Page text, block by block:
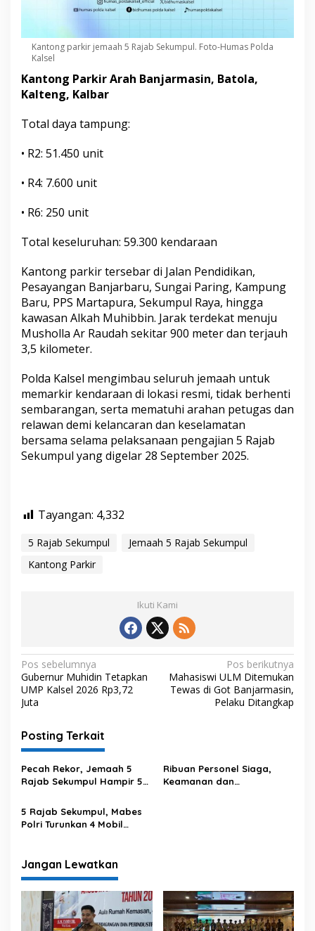
Kantong parkir jemaah 5 Rajab Sekumpul. Foto-Humas Polda
Kalsel
Kantong Parkir Arah Banjarmasin, Batola,
Kalteng, Kalbar
Total daya tampung:
• R2: 51.450 unit
• R4: 7.600 unit
• R6: 250 unit
Total keseluruhan: 59.300 kendaraan
Kantong parkir tersebar di Jalan Pendidikan,
Pesayangan Banjarbaru, Sungai Paring, Kampung
Baru, PPS Martapura, Sekumpul Raya, hingga
kawasan Alkah Muhibbin. Jarak terdekat menuju
Musholla Ar Raudah sekitar 900 meter dan terjauh
3,5 kilometer.
Polda Kalsel mengimbau seluruh jemaah untuk
memarkir kendaraan di lokasi resmi, tidak berhenti
sembarangan, serta mematuhi arahan petugas dan
relawan demi kelancaran dan keselamatan
bersama selama pelaksanaan pengajian 5 Rajab
Sekumpul yang digelar 28 September 2025.
Tayangan: 4,332
5 Rajab Sekumpul
Jemaah 5 Rajab Sekumpul
Kantong Parkir
Ikuti Kami
N
a
v
i
g
a
s
i
p
s
Pos sebelumnya
Gubernur Muhidin Tetapkan
UMP Kalsel 2026 Rp3,72
Juta
Pos berikutnya
Mahasiswi ULM Ditemukan
Tewas di Got Banjarmasin,
Pelaku Ditangkap
Posting Terkait
Pecah Rekor, Jemaah 5
Rajab Sekumpul Hampir 5
Ribuan Personel Siaga,
Keamanan dan
5 Rajab Sekumpul, Mabes
Polri Turunkan 4 Mobil
Jangan Lewatkan